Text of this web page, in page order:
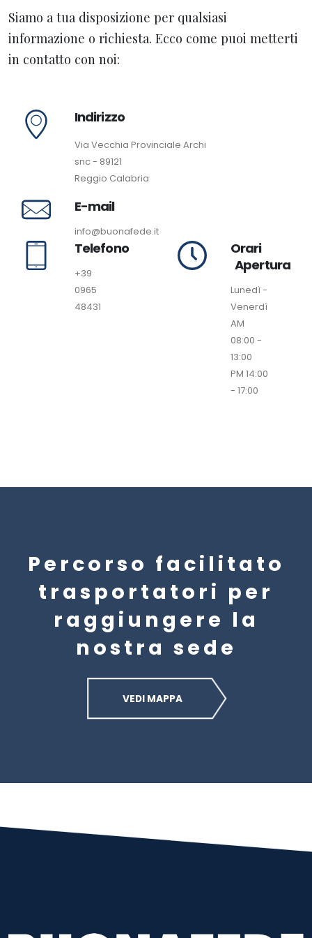
Siamo a tua disposizione per qualsiasi
informazione o richiesta. Ecco come puoi metterti
in contatto con noi:
Indirizzo
Via Vecchia Provinciale Archi
snc - 89121
Reggio Calabria
E-mail
info@buonafede.it
Telefono
+39
0965
48431
Orari
Apertura
Lunedì -
Venerdì
AM
08:00 -
13:00
PM 14:00
- 17:00
Percorso facilitato
trasportatori per
raggiungere la
nostra sede
VEDI MAPPA